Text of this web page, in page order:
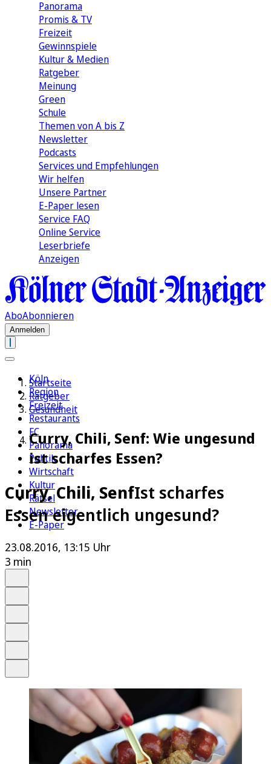
Panorama
Promis & TV
Freizeit
Gewinnspiele
Kultur & Medien
Ratgeber
Meinung
Green
Schule
Themen von A bis Z
Newsletter
Podcasts
Services und Empfehlungen
Wir helfen
Unsere Partner
E-Paper lesen
Service FAQ
Online Service
Leserbriefe
Anzeigen
AboAbonnieren
Anmelden
Köln
Region
Freizeit
Restaurants
FC
Panorama
Politik
Wirtschaft
Kultur
Rätsel
Newsletter
E-Paper
Startseite
Ratgeber
Gesundheit
Curry, Chili, Senf: Wie ungesund
ist scharfes Essen?
Curry, Chili, SenfIst scharfes
Essen eigentlich ungesund?
23.08.2016, 13:15 Uhr
3 min